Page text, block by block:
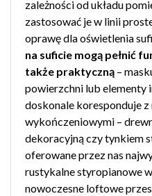
zależności od układu
zastosować je w linii
oprawę dla oświetlenia
na suficie mogą pełnić
także praktyczną –
powierzchni lub elementy
doskonale koresponduje
wykończeniowymi –
dekoracyjną czy tynkiem
oferowane przez nas
rustykalne styropianowe
nowoczesne loftowe